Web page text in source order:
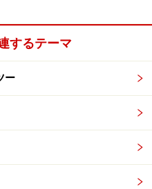
するテーマ
ー